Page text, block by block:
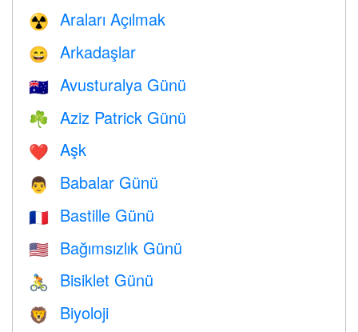
☢️ Araları Açılmak
😄 Arkadaşlar
🇦🇺 Avusturalya Günü
☘️ Aziz Patrick Günü
❤️️ Aşk
👨 Babalar Günü
🇫🇷 Bastille Günü
🇺🇸 Bağımsızlık Günü
🚴 Bisiklet Günü
🦁 Biyoloji